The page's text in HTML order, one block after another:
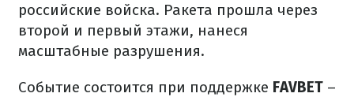
российские войска. Ракета прошла через
второй и первый этажи, нанеся
масштабные разрушения.
Событие состоится при поддержке FAVBET –